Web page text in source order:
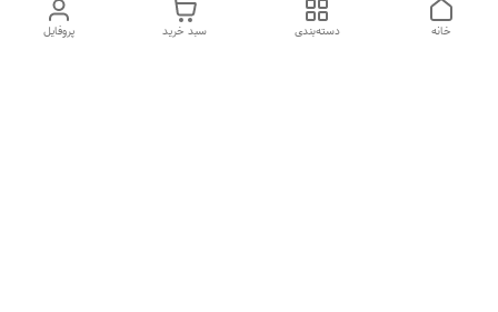
پروفایل سبد خرید دسته‌بندی خانه